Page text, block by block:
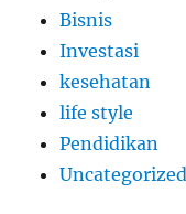
Bisnis
Investasi
kesehatan
life style
Pendidikan
Uncategorized